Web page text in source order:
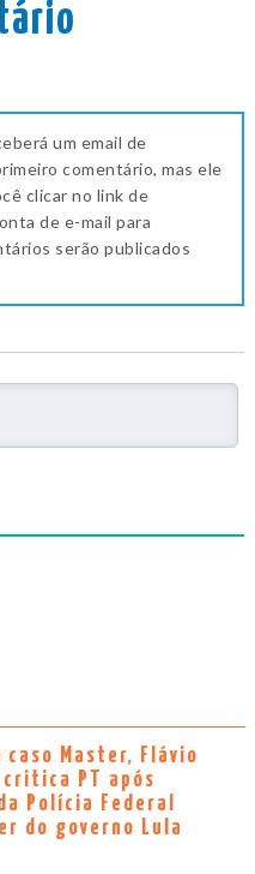
um email de
comentário, mas ele
clicar no link de
de e-mail para
serão publicados
caso Master, Flávio
critica PT após
Polícia Federal
do governo Lula